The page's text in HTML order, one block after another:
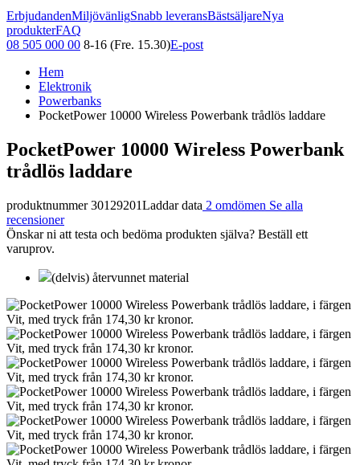
ErbjudandenMiljövänligSnabb leveransBästsäljareNya
produkterFAQ
08 505 000 00 8-16 (Fre. 15.30)E-post
Hem
Elektronik
Powerbanks
PocketPower 10000 Wireless Powerbank trådlös laddare
PocketPower 10000 Wireless Powerbank
trådlös laddare
produktnummer 30129201Laddar data 2 omdömen Se alla
recensioner
Önskar ni att testa och bedöma produkten själva? Beställ ett
varuprov.
(delvis) återvunnet material